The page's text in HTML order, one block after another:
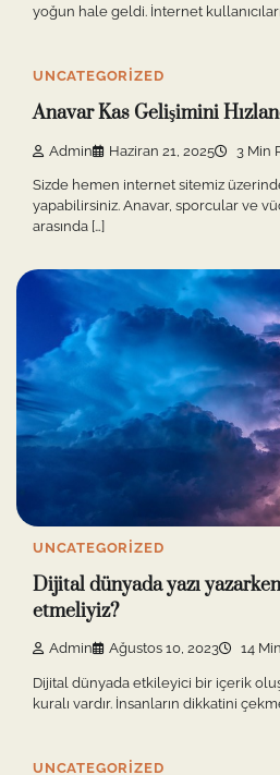
yoğun hale geldi. İnternet
UNCATEGORIZED
Anavar Kas Gelişimini
Admin Haziran 21, 2025 3 Min
Sizde hemen internet sitemiz
yapabilirsiniz. Anavar, sporcular ve
arasında […]
UNCATEGORIZED
Dijital dünyada yazı
etmeliyiz?
Admin Ağustos 10, 2023 14
Dijital dünyada etkileyici bir içerik
kuralı vardır. İnsanların dikkatini
UNCATEGORIZED